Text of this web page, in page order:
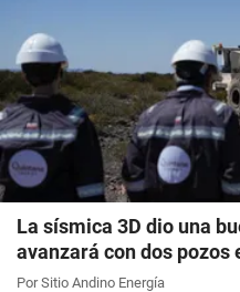
La sísmica 3D dio una
avanzará con dos pozos
Por Sitio Andino Energía